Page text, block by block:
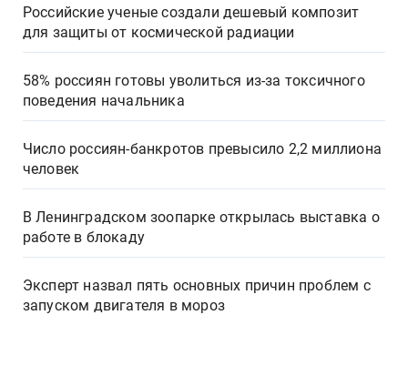
Российские ученые создали дешевый композит
для защиты от космической радиации
58% россиян готовы уволиться из-за токсичного
поведения начальника
Число россиян-банкротов превысило 2,2 миллиона
человек
В Ленинградском зоопарке открылась выставка о
работе в блокаду
Эксперт назвал пять основных причин проблем с
запуском двигателя в мороз